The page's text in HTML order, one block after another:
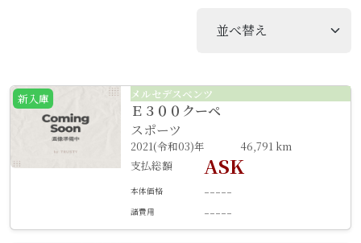
新入庫 メルセデスベンツ
Ｅ３００クーペ
スポーツ
2021(令和03)年
46,791 km
支払総額
ASK
本体価格 -----
諸費用 -----